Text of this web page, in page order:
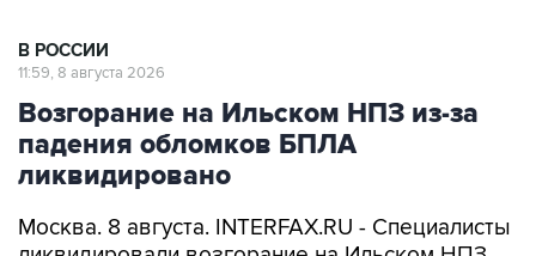
В РОССИИ
11:59, 8 августа 2026
Возгорание на Ильском НПЗ из-за
падения обломков БПЛА
ликвидировано
Москва. 8 августа. INTERFAX.RU - Специалисты